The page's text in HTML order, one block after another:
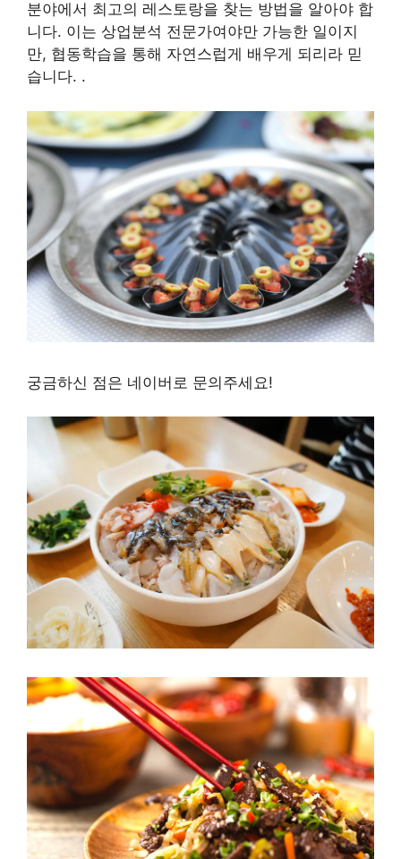
분야에서 최고의 레스토랑을 찾는 방법을 알아야 합
니다. 이는 상업분석 전문가여야만 가능한 일이지
만, 협동학습을 통해 자연스럽게 배우게 되리라 믿
습니다. .
궁금하신 점은 네이버로 문의주세요!